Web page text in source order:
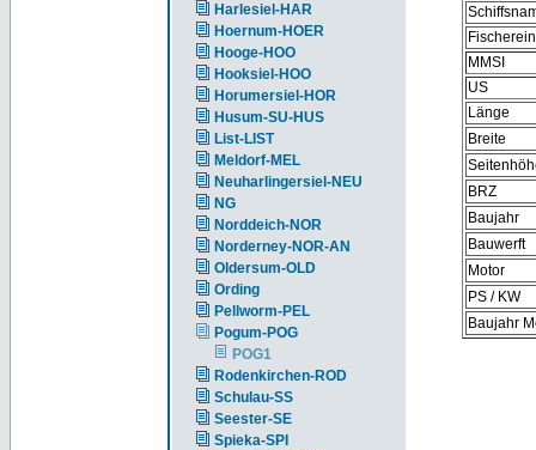
Harlesiel-HAR
Hoernum-HOER
Hooge-HOO
Hooksiel-HOO
Horumersiel-HOR
Husum-SU-HUS
List-LIST
Meldorf-MEL
Neuharlingersiel-NEU
NG
Norddeich-NOR
Norderney-NOR-AN
Oldersum-OLD
Ording
Pellworm-PEL
Pogum-POG
POG1
Rodenkirchen-ROD
Schulau-SS
Seester-SE
Spieka-SPI
MMSI
US
Länge
Breite
BRZ
Baujahr
Bauwerft
Motor
PS / KW
Baujahr